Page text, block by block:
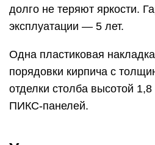
долго не теряют яркости.
эксплуатации — 5 лет.
Одна пластиковая
порядовки кирпича с
отделки столба высотой
ПИКС-панелей.